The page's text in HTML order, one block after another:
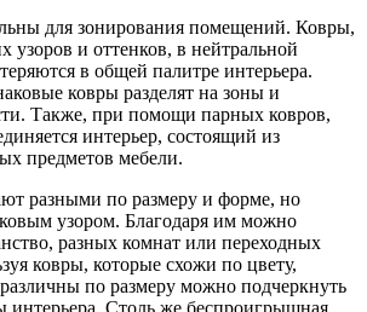
для зонирования помещений. Ковры,
узоров и оттенков, в нейтральной
в общей палитре интерьера.
ковры разделят на зоны и
Также, при помощи парных ковров,
интерьер, состоящий из
предметов мебели.
разными по размеру и форме, но
узором. Благодаря им можно
разных комнат или переходных
ковры, которые схожи по цвету,
по размеру можно подчеркнуть
интерьера. Столь же беспроигрышная